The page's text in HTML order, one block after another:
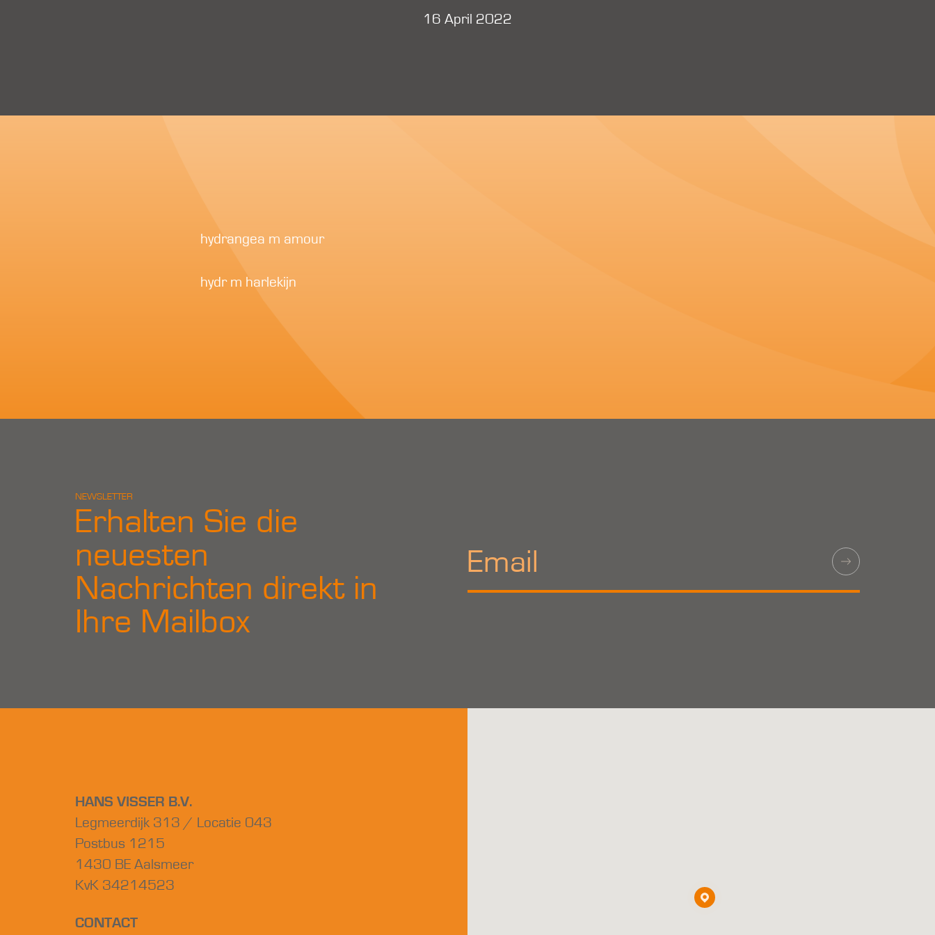
16 April 2022
hydrangea m amour
hydr m harlekijn
NEWSLETTER
Erhalten Sie die
neuesten
Nachrichten direkt in
Ihre Mailbox
HANS VISSER B.V.
Legmeerdijk 313 / Locatie 043
Postbus 1215
1430 BE Aalsmeer
KvK 34214523
CONTACT